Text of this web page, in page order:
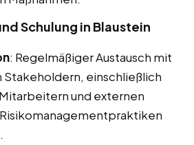
Schulung in Blaustein
: Regelmäßiger Austausch mit
einschließlich
und externen